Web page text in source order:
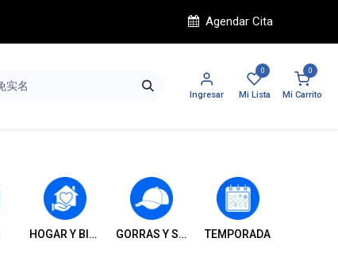
Agendar Cita
Ingresar
0
Mi Lista
0
Mi Carrito
HOGAR Y BIENESTAR GORRAS Y SOMBREROS TEMPORADA